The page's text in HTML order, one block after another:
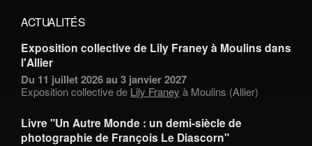
ACTUALITÉS
Exposition collective de Lily Franey à Moulins dans
l'Allier
Du 11 juillet 2026 au 3 janvier 2027
Exposition collective de Lily Franey à Moulins (Allier)
Livre "Un Autre Monde : un demi-siècle de
photographie de François Le Diascorn"